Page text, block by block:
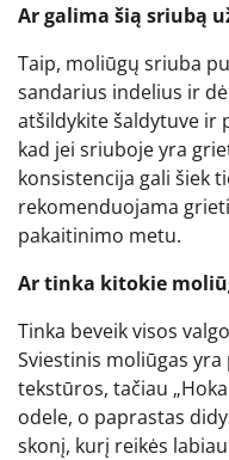
Ar galima šią sriubą
Taip, moliūgų sriuba
sandarius indelius ir
atšildykite šaldytuve ir
kad jei sriuboje yra
konsistencija gali šiek
rekomenduojama
pakaitinimo metu.
Ar tinka kitokie
Tinka beveik visos
Sviestinis moliūgas
tekstūros, tačiau
odele, o paprastas
skonį, kurį reikės